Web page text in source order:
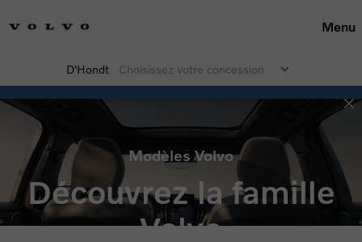
Menu
D'Hondt Choisissez votre concession
Modèles Volvo
Découvrez la famille
Volvo